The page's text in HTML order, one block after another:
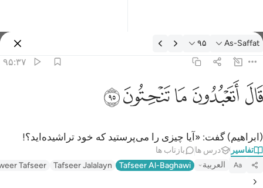
تفسیر: As-Saffat ۹۵:۳۷
As-Saffat ۹۵
۹۵:۳۷
قال اتعبدون ما تنحتون ٩٥
قَالَ أَتَعْبُدُونَ مَا تَنْحِتُونَ ٩٥
ﲟﲠﲡﲢﲣ
(ابراهیم) گفت: «آیا چیزی را می‌پرستید که خود تراشیده‌اید؟!
تفاسیر درس ها بازتاب ها
Aa العربية Tafseer Al-Baghawi
Tafseer Jalalayn
Tafseer